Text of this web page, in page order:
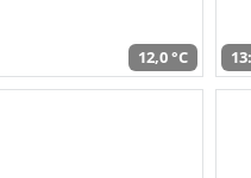
12,0 °C